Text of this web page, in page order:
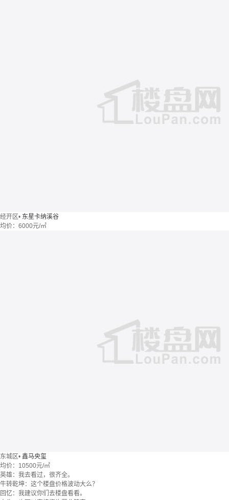
经开区• 东星卡纳溪谷
均价： 6000元/㎡
东城区• 鑫马央玺
均价： 10500元/㎡
英雄：我去看过，很齐全。
牛转乾坤：这个楼盘价格波动大么？
回忆：我建议你们去楼盘看看。